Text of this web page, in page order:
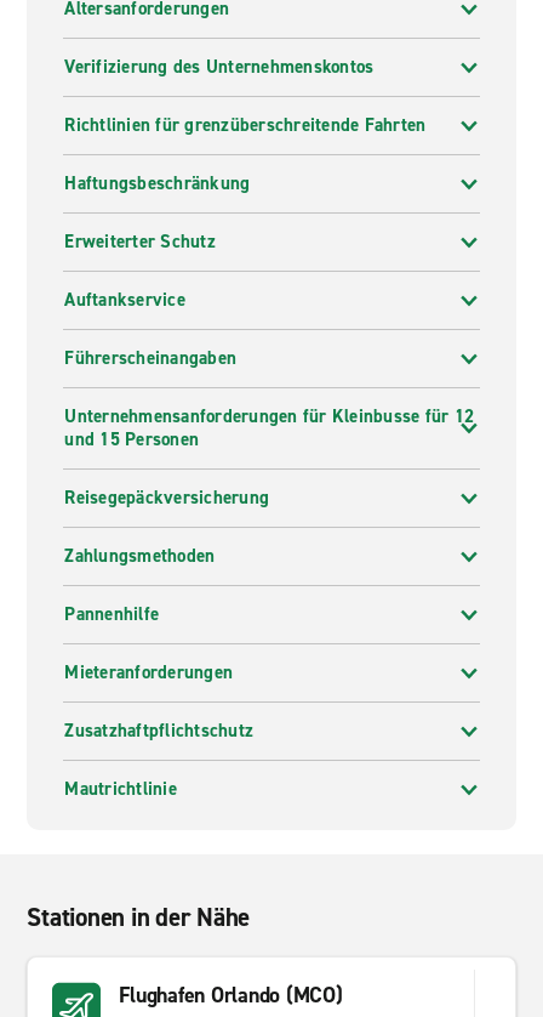
Altersanforderungen
Verifizierung des Unternehmenskontos
Richtlinien für grenzüberschreitende Fahrten
Haftungsbeschränkung
Erweiterter Schutz
Auftankservice
Führerscheinangaben
Unternehmensanforderungen für Kleinbusse für 12
und 15 Personen
Reisegepäckversicherung
Zahlungsmethoden
Pannenhilfe
Mieteranforderungen
Zusatzhaftpflichtschutz
Mautrichtlinie
Stationen in der Nähe
Flughafen Orlando (MCO)